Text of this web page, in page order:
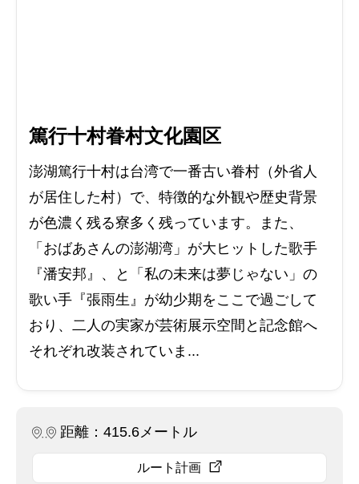
篤行十村眷村文化園区
澎湖篤行十村は台湾で一番古い眷村（外省人
が居住した村）で、特徴的な外観や歴史背景
が色濃く残る寮多く残っています。また、
「おばあさんの澎湖湾」が大ヒットした歌手
『潘安邦』、と「私の未来は夢じゃない」の
歌い手『張雨生』が幼少期をここで過ごして
おり、二人の実家が芸術展示空間と記念館へ
それぞれ改装されていま...
距離：415.6メートル
ルート計画